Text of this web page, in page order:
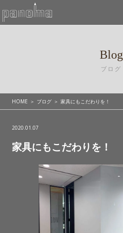
Blog
ブログ
HOME ブログ 家具にもこだわりを！
2020.01.07
家具にもこだわりを！